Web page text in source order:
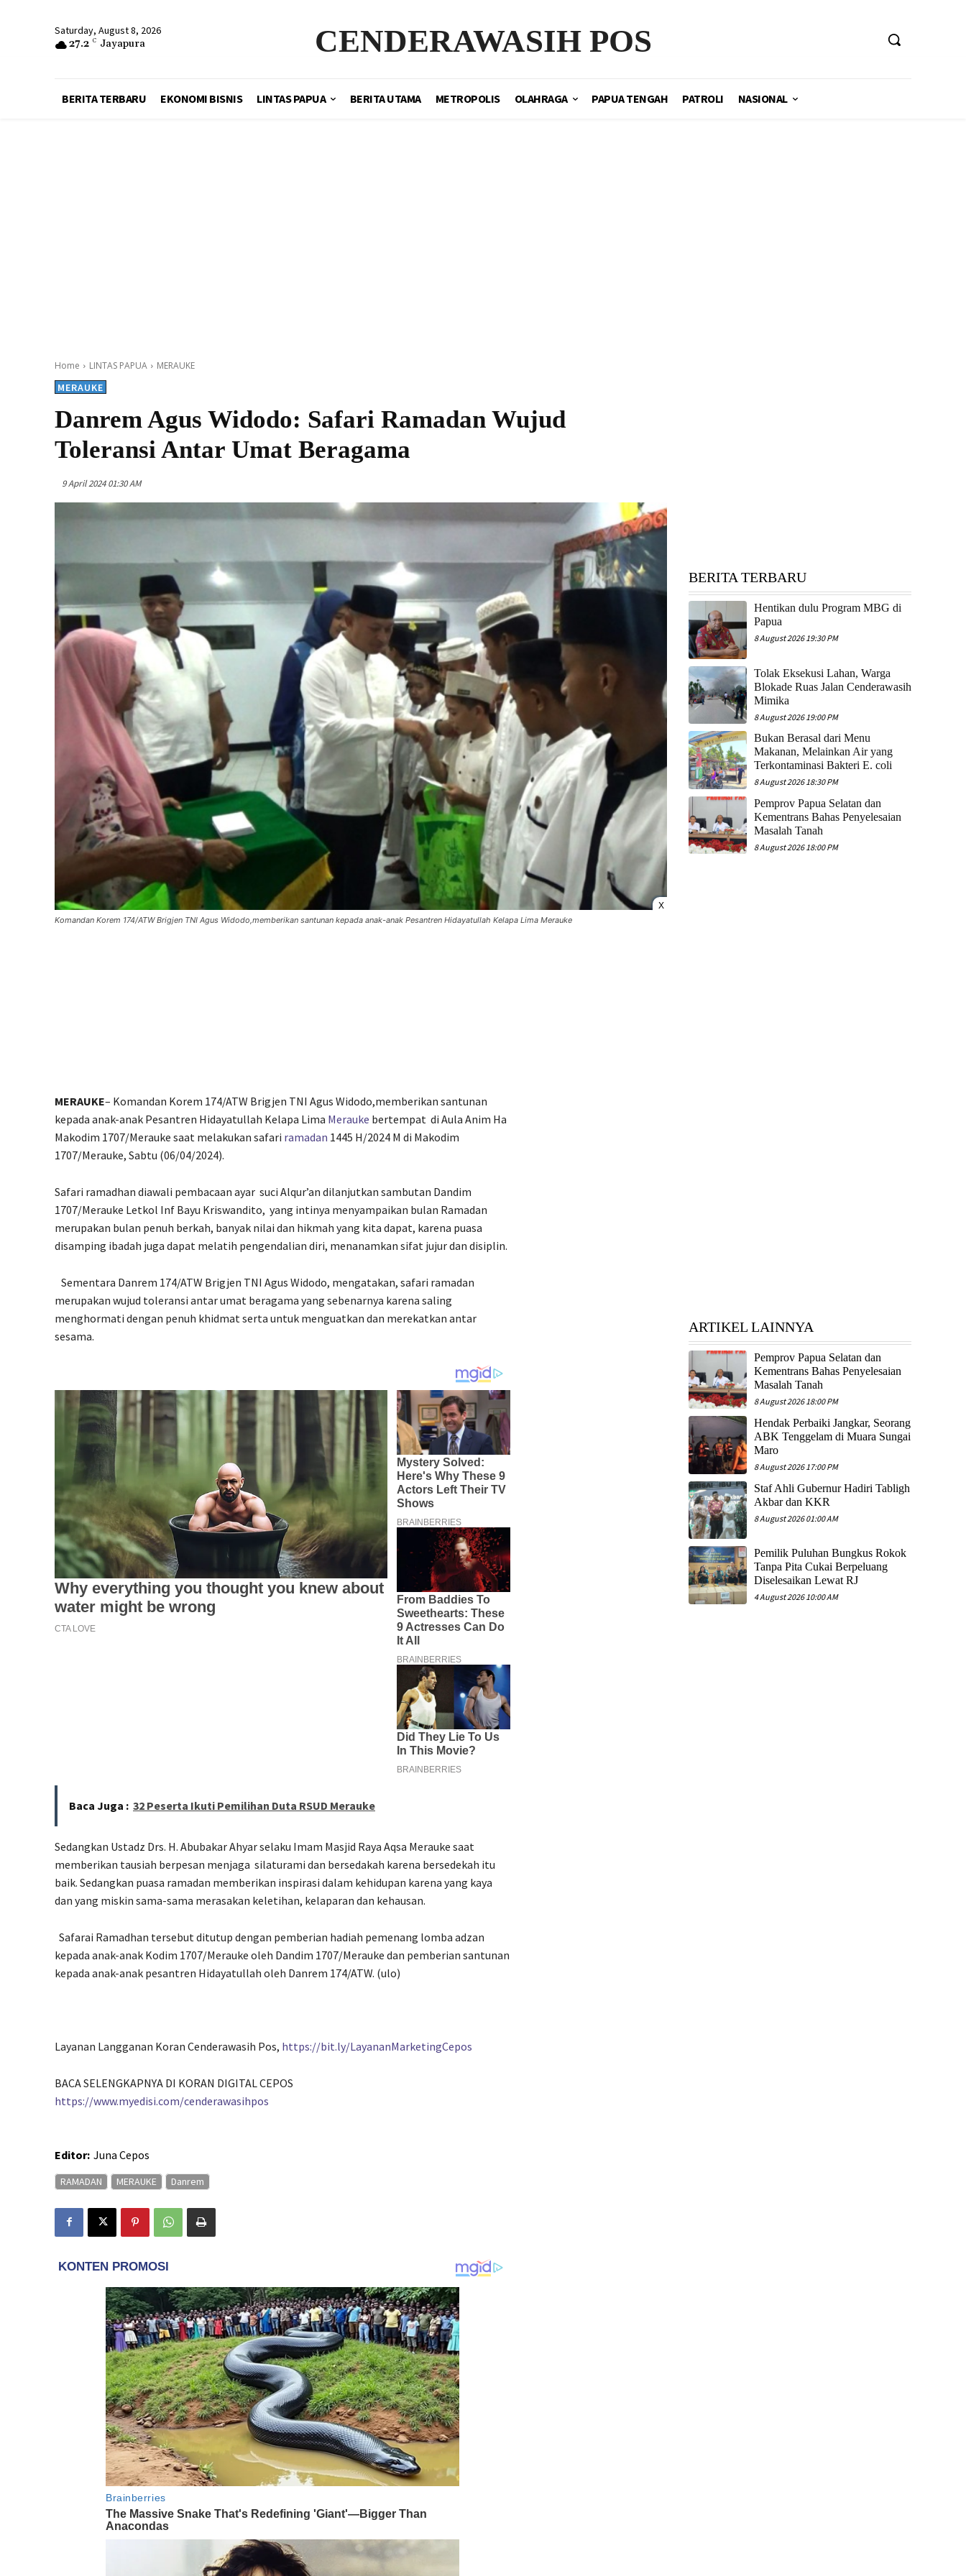
Saturday, August 8, 2026
27.2 C Jayapura CENDERAWASIH POS
BERITA TERBARU EKONOMI BISNIS LINTAS PAPUA BERITA UTAMA METROPOLIS OLAHRAGA PAPUA TENGAH PATROLI NASIONAL
Home LINTAS PAPUA MERAUKE
MERAUKE
Danrem Agus Widodo: Safari Ramadan Wujud
Toleransi Antar Umat Beragama
9 April 2024 01:30 AM
X
Komandan Korem 174/ATW Brigjen TNI Agus Widodo,memberikan santunan kepada anak-anak Pesantren Hidayatullah Kelapa Lima Merauke
MERAUKE– Komandan Korem 174/ATW Brigjen TNI Agus Widodo,memberikan santunan
kepada anak-anak Pesantren Hidayatullah Kelapa Lima Merauke bertempat di Aula Anim Ha
Makodim 1707/Merauke saat melakukan safari ramadan 1445 H/2024 M di Makodim
1707/Merauke, Sabtu (06/04/2024).
Safari ramadhan diawali pembacaan ayar suci Alqur’an dilanjutkan sambutan Dandim
1707/Merauke Letkol Inf Bayu Kriswandito, yang intinya menyampaikan bulan Ramadan
merupakan bulan penuh berkah, banyak nilai dan hikmah yang kita dapat, karena puasa
disamping ibadah juga dapat melatih pengendalian diri, menanamkan sifat jujur dan disiplin.
Sementara Danrem 174/ATW Brigjen TNI Agus Widodo, mengatakan, safari ramadan
merupakan wujud toleransi antar umat beragama yang sebenarnya karena saling
menghormati dengan penuh khidmat serta untuk menguatkan dan merekatkan antar
sesama.
Baca Juga : 32 Peserta Ikuti Pemilihan Duta RSUD Merauke
Sedangkan Ustadz Drs. H. Abubakar Ahyar selaku Imam Masjid Raya Aqsa Merauke saat
memberikan tausiah berpesan menjaga silaturami dan bersedakah karena bersedekah itu
baik. Sedangkan puasa ramadan memberikan inspirasi dalam kehidupan karena yang kaya
dan yang miskin sama-sama merasakan keletihan, kelaparan dan kehausan.
Safarai Ramadhan tersebut ditutup dengan pemberian hadiah pemenang lomba adzan
kepada anak-anak Kodim 1707/Merauke oleh Dandim 1707/Merauke dan pemberian santunan
kepada anak-anak pesantren Hidayatullah oleh Danrem 174/ATW. (ulo)
Layanan Langganan Koran Cenderawasih Pos, https://bit.ly/LayananMarketingCepos
BACA SELENGKAPNYA DI KORAN DIGITAL CEPOS
https://www.myedisi.com/cenderawasihpos
Editor: Juna Cepos
RAMADAN MERAUKE Danrem
BERITA TERBARU
Hentikan dulu Program MBG di
Papua
8 August 2026 19:30 PM
Tolak Eksekusi Lahan, Warga
Blokade Ruas Jalan Cenderawasih
Mimika
8 August 2026 19:00 PM
Bukan Berasal dari Menu
Makanan, Melainkan Air yang
Terkontaminasi Bakteri E. coli
8 August 2026 18:30 PM
Pemprov Papua Selatan dan
Kementrans Bahas Penyelesaian
Masalah Tanah
8 August 2026 18:00 PM
ARTIKEL LAINNYA
Pemprov Papua Selatan dan
Kementrans Bahas Penyelesaian
Masalah Tanah
8 August 2026 18:00 PM
Hendak Perbaiki Jangkar, Seorang
ABK Tenggelam di Muara Sungai
Maro
8 August 2026 17:00 PM
Staf Ahli Gubernur Hadiri Tabligh
Akbar dan KKR
8 August 2026 01:00 AM
Pemilik Puluhan Bungkus Rokok
Tanpa Pita Cukai Berpeluang
Diselesaikan Lewat RJ
4 August 2026 10:00 AM